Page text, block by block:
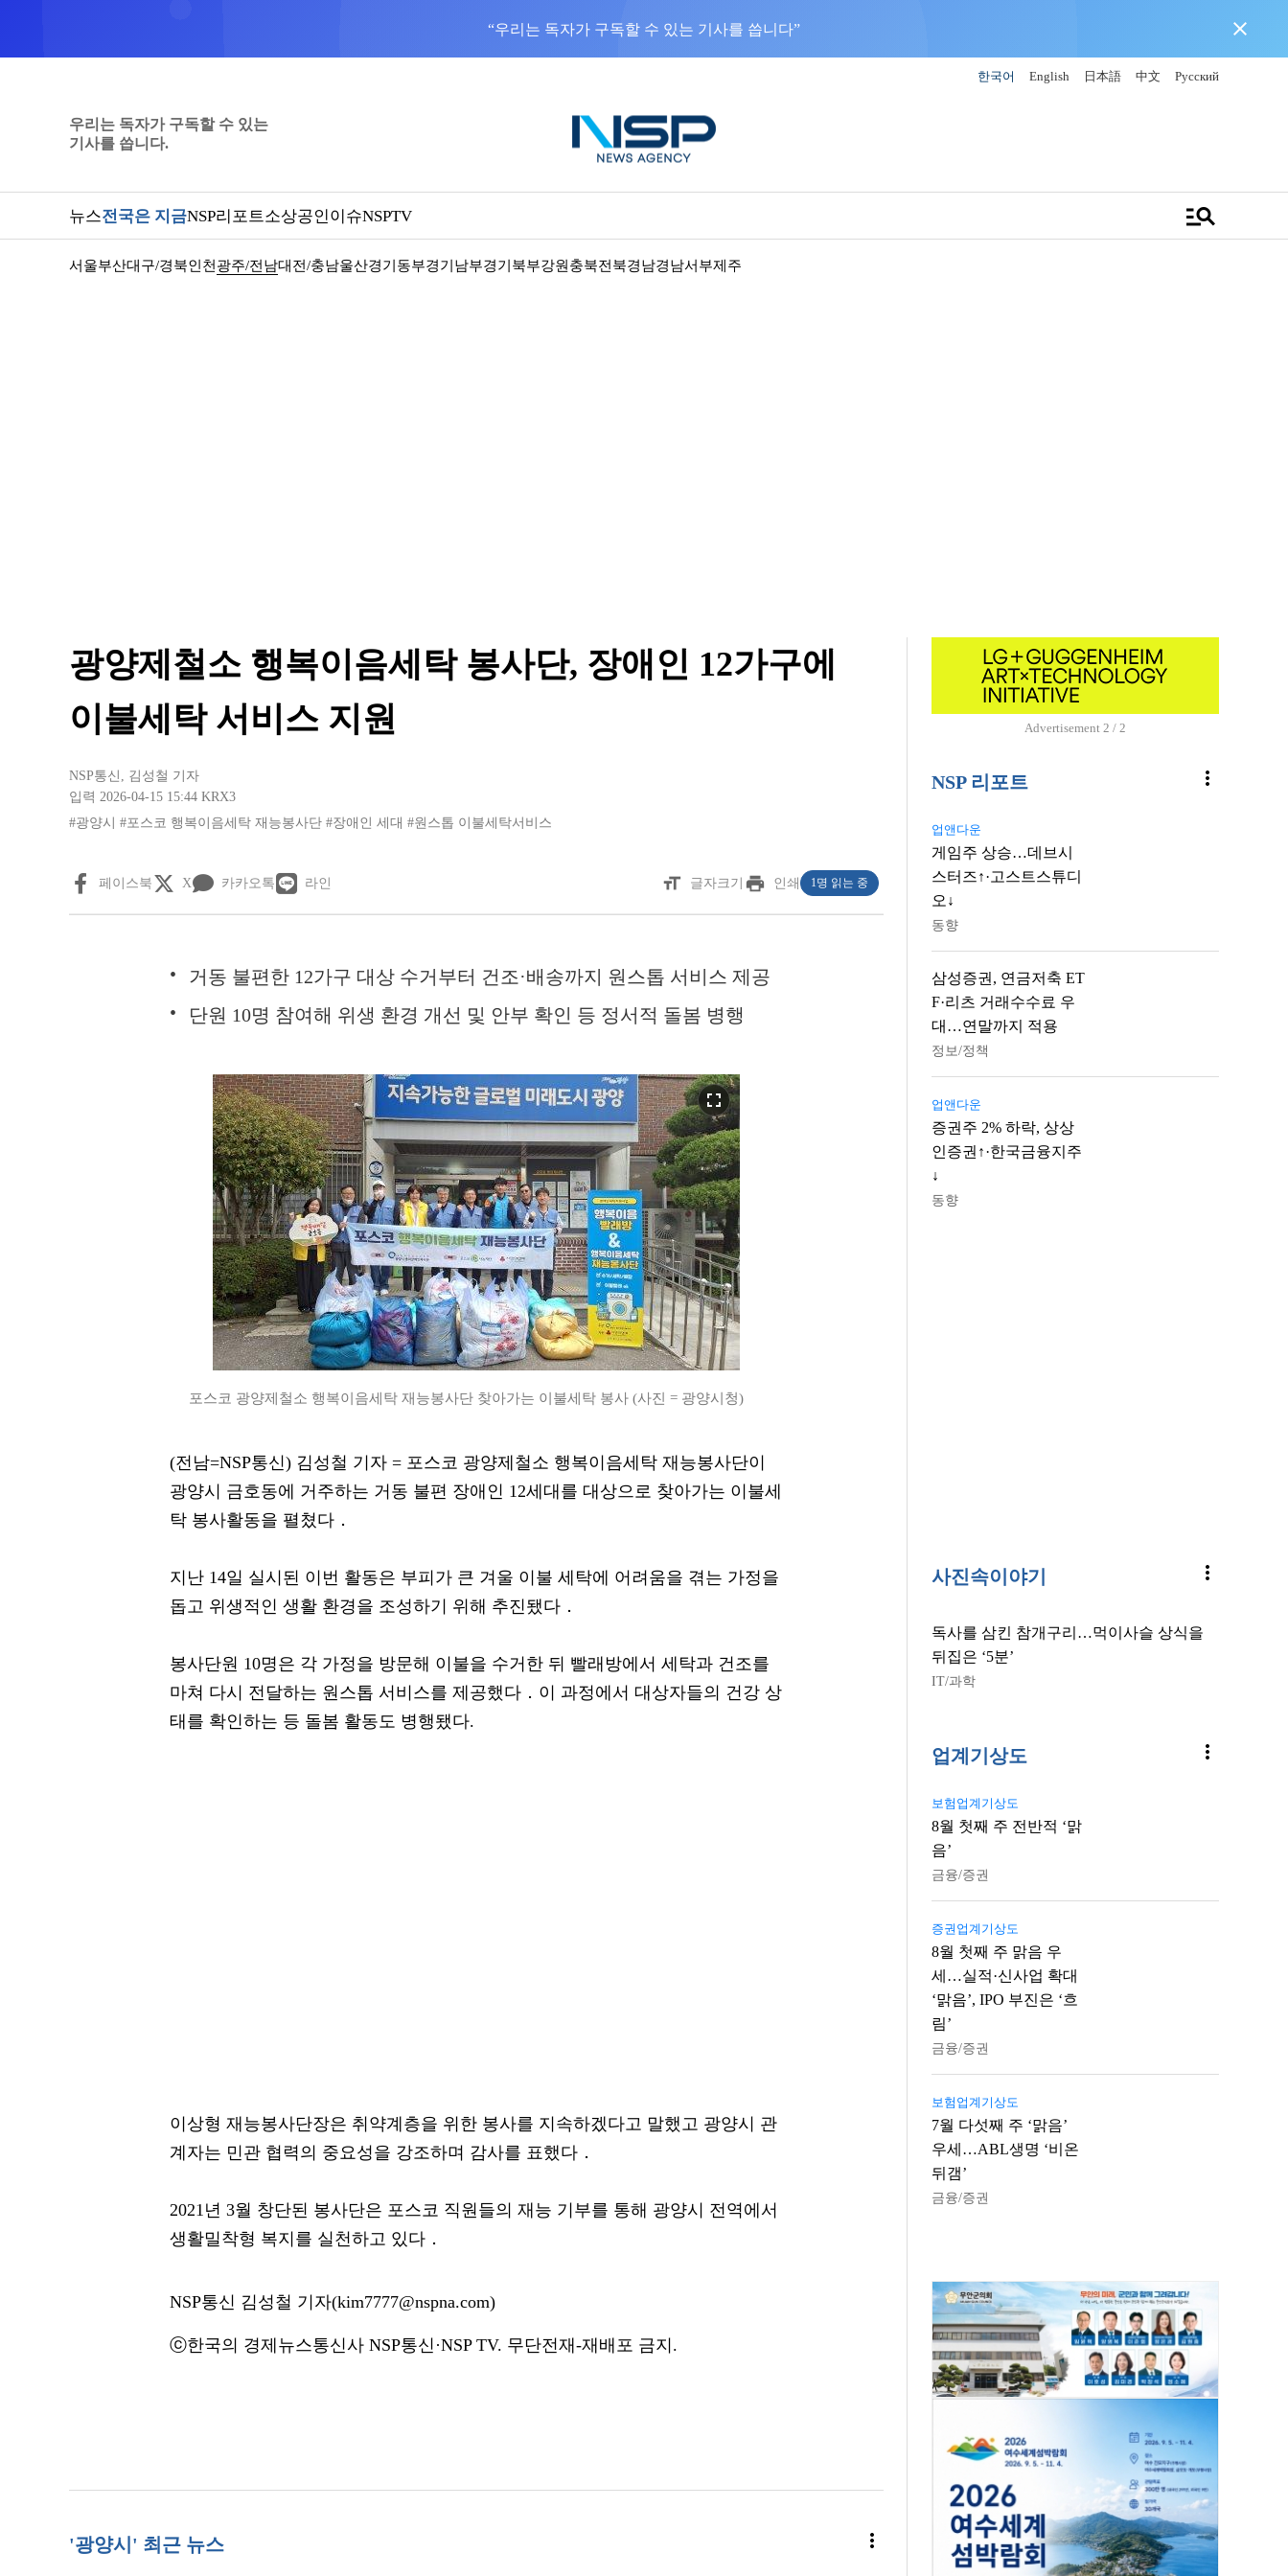
NSP통신을 구글 선호 매체로 추가 바로가기 close
한국어 English 日本語 中文 Русский
우리는 독자가 구독할 수 있는
기사를 씁니다.
뉴스전국은 지금NSP리포트소상공인이슈NSPTV manage_search
서울부산대구/경북인천 광주/전남대전/충남울산경기동부경기남부경기북부강원 충북전북경남경남서부제주
광양제철소 행복이음세탁 봉사단, 장애인 12가구에
이불세탁 서비스 지원
NSP통신 , 김성철 기자
입력 2026-04-15 15:44 KRX3
#광양시
#포스코 행복이음세탁 재능봉사단 #장애인 세대 #원스톱 이불세탁서비스
페이스북 X 카카오톡 라인 format_size 글자크기 print 인쇄 1명 읽는 중
거동 불편한 12가구 대상 수거부터 건조·배송까지 원스톱 서비스 제공
단원 10명 참여해 위생 환경 개선 및 안부 확인 등 정서적 돌봄 병행
fullscreen
포스코 광양제철소 행복이음세탁 재능봉사단 찾아가는 이불세탁 봉사 (사진 = 광양시청)
(전남=NSP통신) 김성철 기자 = 포스코 광양제철소 행복이음세탁 재능봉사단이
광양시 금호동에 거주하는 거동 불편 장애인 12세대를 대상으로 찾아가는 이불세
탁 봉사활동을 펼쳤다．
지난 14일 실시된 이번 활동은 부피가 큰 겨울 이불 세탁에 어려움을 겪는 가정을
돕고 위생적인 생활 환경을 조성하기 위해 추진됐다．
봉사단원 10명은 각 가정을 방문해 이불을 수거한 뒤 빨래방에서 세탁과 건조를
마쳐 다시 전달하는 원스톱 서비스를 제공했다．이 과정에서 대상자들의 건강 상
태를 확인하는 등 돌봄 활동도 병행됐다.
이상형 재능봉사단장은 취약계층을 위한 봉사를 지속하겠다고 말했고 광양시 관
계자는 민관 협력의 중요성을 강조하며 감사를 표했다．
2021년 3월 창단된 봉사단은 포스코 직원들의 재능 기부를 통해 광양시 전역에서
생활밀착형 복지를 실천하고 있다．
NSP통신 김성철 기자(kim7777@nspna.com)
ⓒ한국의 경제뉴스통신사 NSP통신·NSP TV. 무단전재-재배포 금지.
'광양시' 최근 뉴스 more_vert
Advertisement 1 / 2
NSP 리포트 more_vert
업앤다운
게임주 상승…데브시
스터즈↑·고스트스튜디
오↓
동향
삼성증권, 연금저축 ET
F·리츠 거래수수료 우
대…연말까지 적용
정보/정책
업앤다운
증권주 2% 하락, 상상
인증권↑·한국금융지주
↓
동향
사진속이야기 more_vert
독사를 삼킨 참개구리…먹이사슬 상식을
뒤집은 ‘5분’
IT/과학
업계기상도 more_vert
보험업계기상도
8월 첫째 주 전반적 ‘맑
음’
금융/증권
증권업계기상도
8월 첫째 주 맑음 우
세…실적·신사업 확대
‘맑음’, IPO 부진은 ‘흐
림’
금융/증권
보험업계기상도
7월 다섯째 주 ‘맑음’
우세…ABL생명 ‘비온
뒤갬’
금융/증권